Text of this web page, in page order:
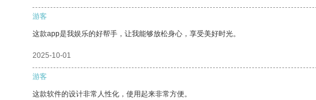
游客
这款app是我娱乐的好帮手，让我能够放松身心，享受美好时光。
2025-10-01
游客
这款软件的设计非常人性化，使用起来非常方便。